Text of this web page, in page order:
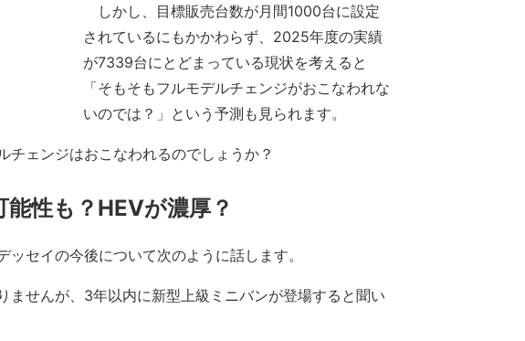
しかし、目標販売台数が月間1000台に設定
されているにもかかわらず、2025年度の実績
が7339台にとどまっている現状を考えると
「そもそもフルモデルチェンジがおこなわれな
いのでは？」という予測も見られます。
ェンジはおこなわれるのでしょうか？
性も？HEVが濃厚？
セイの今後について次のように話します。
せんが、3年以内に新型上級ミニバンが登場すると聞い